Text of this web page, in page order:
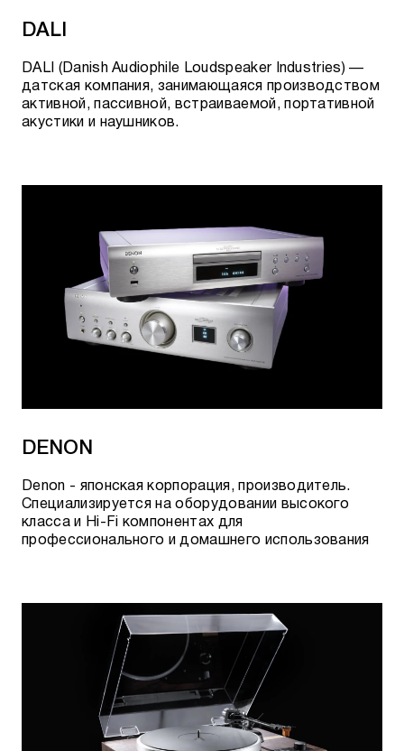
DALI
DALI (Danish Audiophile Loudspeaker Industries) —
датская компания, занимающаяся производством
активной, пассивной, встраиваемой, портативной
акустики и наушников.
DENON
Denon - японская корпорация, производитель.
Специализируется на оборудовании высокого
класса и Hi-Fi компонентах для
профессионального и домашнего использования